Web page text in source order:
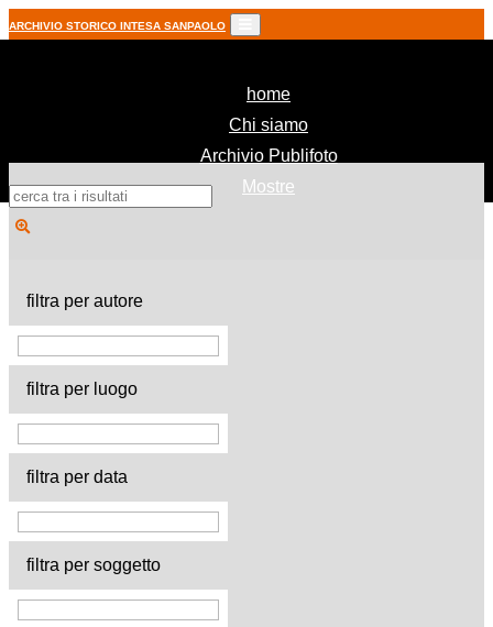
ARCHIVIO STORICO INTESA SANPAOLO
home(current)
Chi siamo
Archivio Publifoto
Mostre
filtra per autore
filtra per luogo
filtra per data
filtra per soggetto